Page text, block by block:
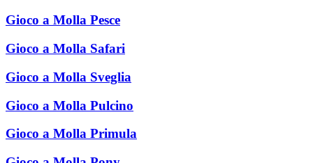
Gioco a Molla Pesce
Gioco a Molla Safari
Gioco a Molla Sveglia
Gioco a Molla Pulcino
Gioco a Molla Primula